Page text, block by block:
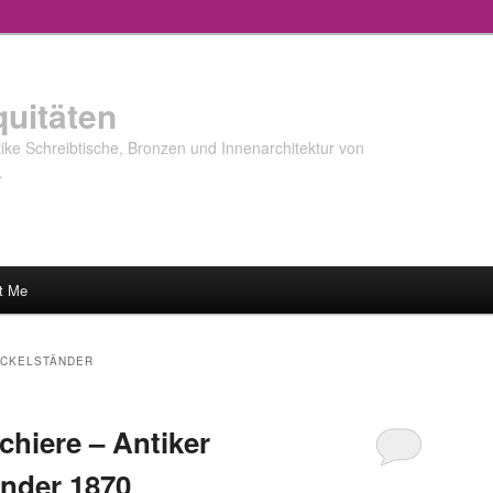
Schreibtische, Bronzen und Innenarchitektur von
Me
– Antiker